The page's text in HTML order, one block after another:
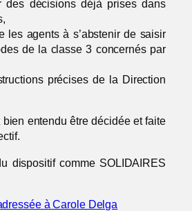
des décisions déjà prises dans
les agents à s’abstenir de saisir
de la classe 3 concernés par
précises de la Direction
entendu être décidée et faite
dispositif comme SOLIDAIRES
à Carole Delga